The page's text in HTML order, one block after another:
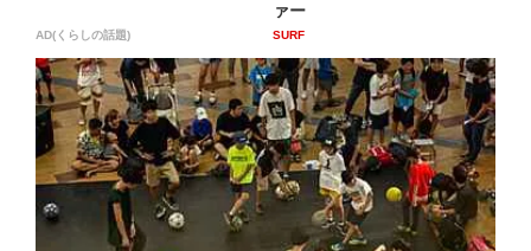
AD(くらしの話題)
ァー
SURF